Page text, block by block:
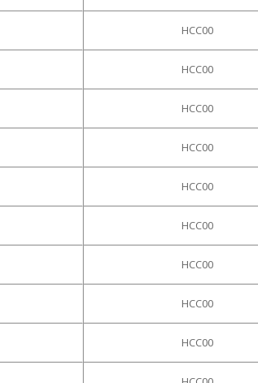
HCC00
HCC00
HCC00
HCC00
HCC00
HCC00
HCC00
HCC00
HCC00